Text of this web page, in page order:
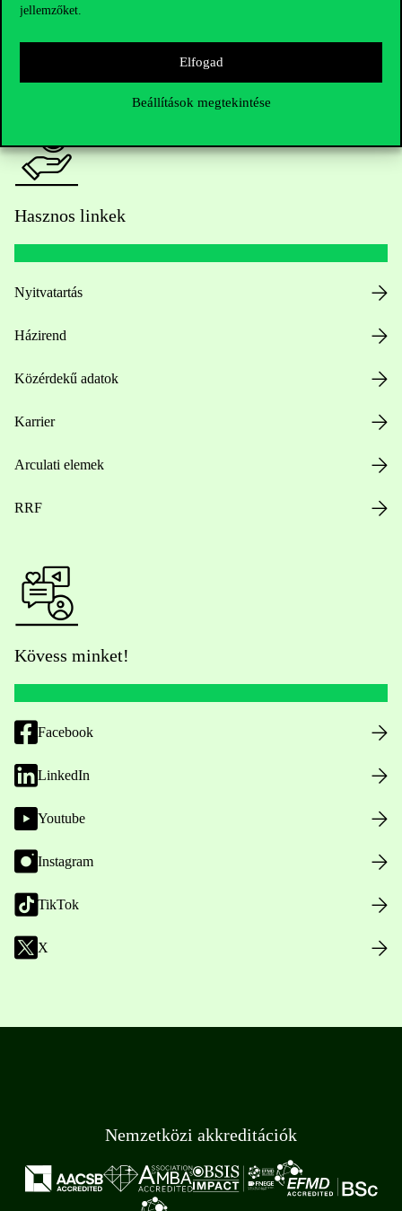
jellemzőket.
Elfogad
Beállítások megtekintése
press@uni-corvinus.hu
Hasznos linkek
Nyitvatartás
Házirend
Közérdekű adatok
Karrier
Arculati elemek
RRF
Kövess minket!
Facebook
LinkedIn
Youtube
Instagram
TikTok
X
Nemzetközi akkreditációk